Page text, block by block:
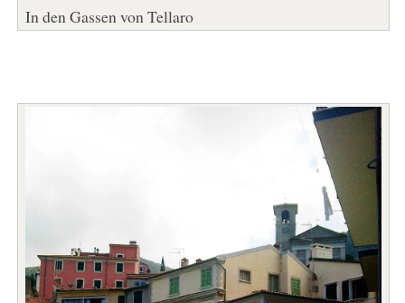
In den Gassen von Tellaro